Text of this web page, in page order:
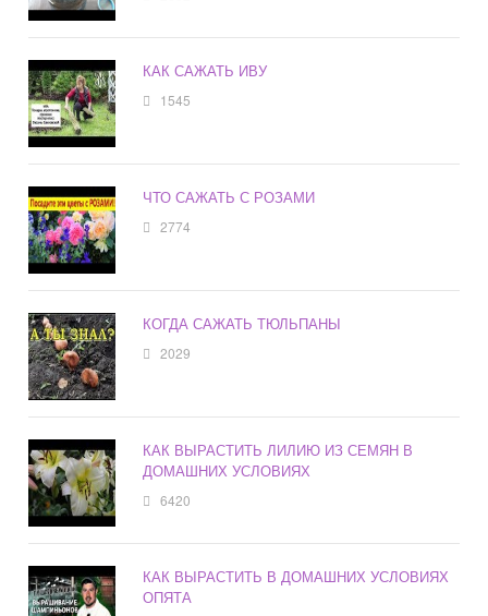
КАК САЖАТЬ ИВУ
1545
ЧТО САЖАТЬ С РОЗАМИ
2774
КОГДА САЖАТЬ ТЮЛЬПАНЫ
2029
КАК ВЫРАСТИТЬ ЛИЛИЮ ИЗ СЕМЯН В
ДОМАШНИХ УСЛОВИЯХ
6420
КАК ВЫРАСТИТЬ В ДОМАШНИХ УСЛОВИЯХ
ОПЯТА